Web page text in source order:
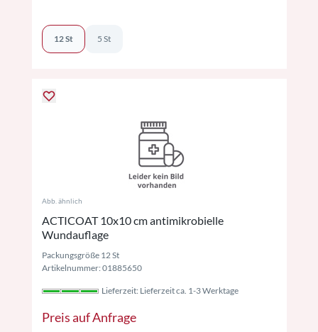
12 St 5 St
Abb. ähnlich
ACTICOAT 10x10 cm antimikrobielle
Wundauflage
Packungsgröße 12 St
Artikelnummer: 01885650
Lieferzeit: Lieferzeit ca. 1-3 Werktage
Preis auf Anfrage